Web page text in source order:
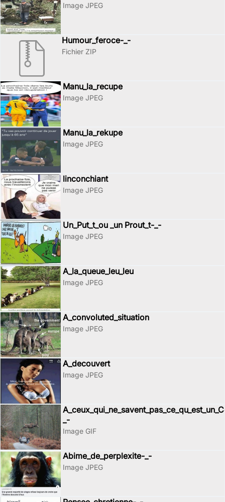
Image JPEG
Humour_feroce-_-
Fichier ZIP
Manu_la_recupe
Image JPEG
Manu_la_rekupe
Image JPEG
linconchiant
Image JPEG
Un_Put_t_ou _un Prout_t-_-
Image JPEG
A_la_queue_leu_leu
Image JPEG
A_convoluted_situation
Image JPEG
A_decouvert
Image JPEG
_-
Image GIF
Abime_de_perplexite-_-
Image JPEG